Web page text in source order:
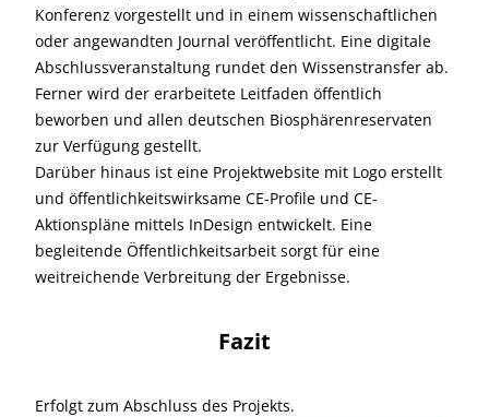
Konferenz vorgestellt und in einem wissenschaftlichen
oder angewandten Journal veröffentlicht. Eine digitale
Abschlussveranstaltung rundet den Wissenstransfer ab.
Ferner wird der erarbeitete Leitfaden öffentlich
beworben und allen deutschen Biosphärenreservaten
zur Verfügung gestellt.
Darüber hinaus ist eine Projektwebsite mit Logo erstellt
und öffentlichkeitswirksame CE-Profile und CE-
Aktionspläne mittels InDesign entwickelt. Eine
begleitende Öffentlichkeitsarbeit sorgt für eine
weitreichende Verbreitung der Ergebnisse.
Fazit
Erfolgt zum Abschluss des Projekts.